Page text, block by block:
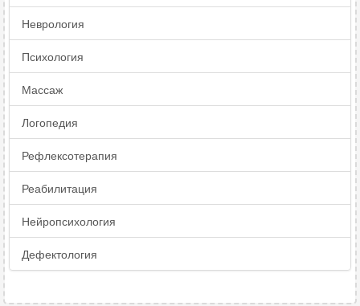
Неврология
Психология
Массаж
Логопедия
Рефлексотерапия
Реабилитация
Нейропсихология
Дефектология